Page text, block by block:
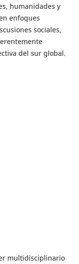
humanidades y
enfoques
sociales,
del sur global.
multidisciplinario